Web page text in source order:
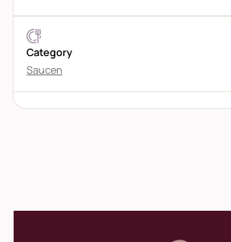
Category
Saucen